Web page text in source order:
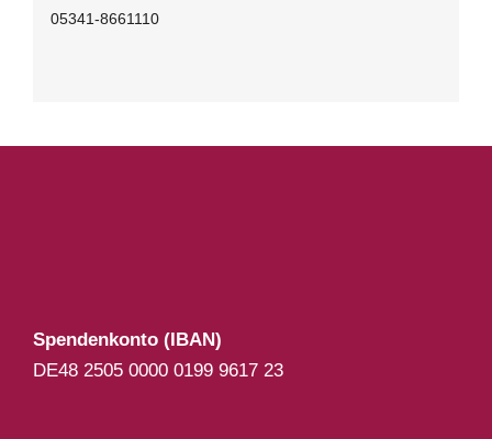
05341-8661110
Spendenkonto (IBAN)
DE48 2505 0000 0199 9617 23